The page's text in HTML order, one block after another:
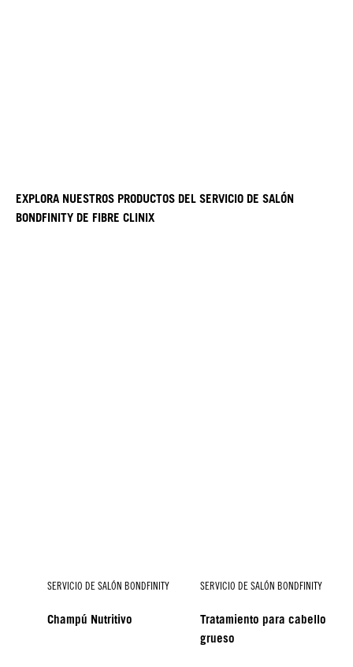
EXPLORA NUESTROS PRODUCTOS DEL SERVICIO DE SALÓN
BONDFINITY DE FIBRE CLINIX
SERVICIO DE SALÓN BONDFINITY
Champú Nutritivo
SERVICIO DE SALÓN BONDFINITY
Tratamiento para cabello
grueso